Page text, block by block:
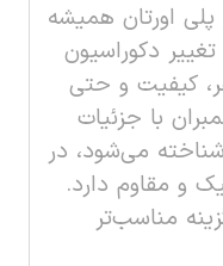
اورتان همیشه
دکوراسیون
کیفیت و حتی
با جزئیات
می‌شود، در
و مقاوم دارد.
مناسب‌تر